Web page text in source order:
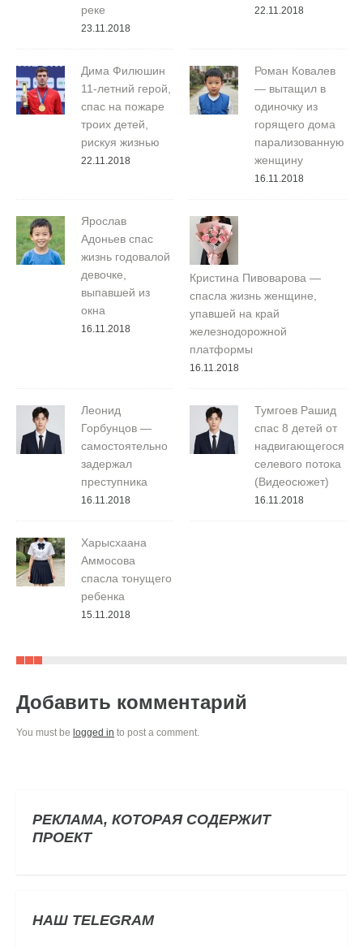
реке
23.11.2018
22.11.2018
Дима Филюшин
11-летний герой,
спас на пожаре
троих детей,
рискуя жизнью
22.11.2018
Роман Ковалев
— вытащил в
одиночку из
горящего дома
парализованную
женщину
16.11.2018
Ярослав
Адоньев спас
жизнь годовалой
девочке,
выпавшей из
окна
16.11.2018
Кристина Пивоварова —
спасла жизнь женщине,
упавшей на край
железнодорожной
платформы
16.11.2018
Леонид
Горбунцов —
самостоятельно
задержал
преступника
16.11.2018
Тумгоев Рашид
спас 8 детей от
надвигающегося
селевого потока
(Видеосюжет)
16.11.2018
Харысхаана
Аммосова
спасла тонущего
ребенка
15.11.2018
Добавить комментарий
You must be logged in to post a comment.
РЕКЛАМА, КОТОРАЯ СОДЕРЖИТ
ПРОЕКТ
НАШ TELEGRAM